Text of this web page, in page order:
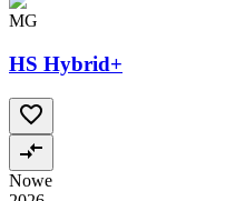
MG
HS Hybrid+
Nowe